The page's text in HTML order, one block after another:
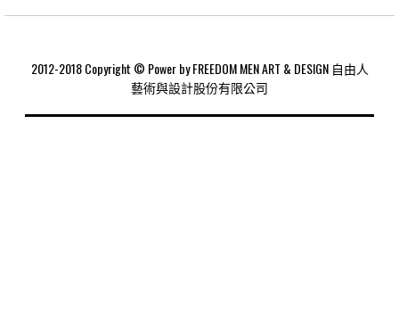
2012-2018 Copyright © Power by FREEDOM MEN ART & DESIGN 自由人
藝術與設計股份有限公司